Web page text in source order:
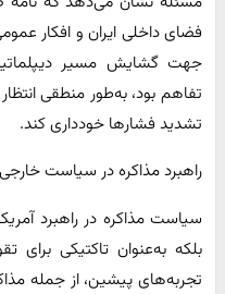
فضای داخلی ایران و افکار
جهت گشایش مسیر
تفاهم بود، به‌طور منطقی
تشدید فشارها خودداری کند.
راهبرد مذاکره در سیاست خارجی
سیاست مذاکره در راهبرد
بلکه به‌عنوان تاکتیکی
تجربه‌های پیشین، از جمله